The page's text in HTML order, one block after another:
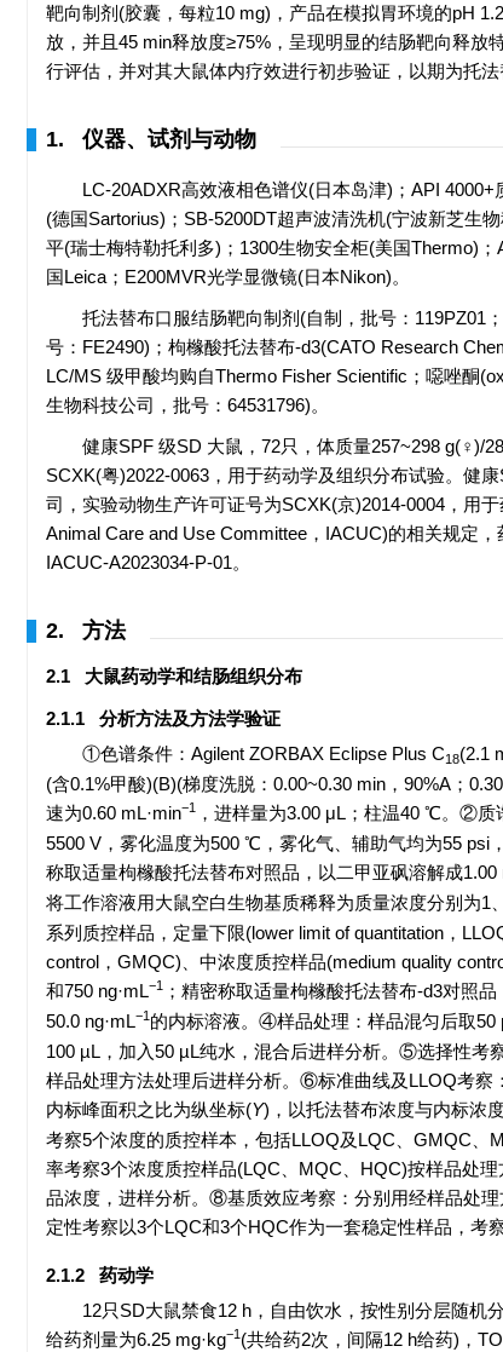
靶向制剂(胶囊，每粒10 mg)，产品在模拟胃环境的pH
放，并且45 min释放度≥75%，呈现明显的结肠靶向释
行评估，并对其大鼠体内疗效进行初步验证，以期为托
1. 仪器、试剂与动物
LC-20ADXR高效液相色谱仪(日本岛津)；API
(德国Sartorius)；SB-5200DT超声波清洗机(宁波新芝生
平(瑞士梅特勒托利多)；1300生物安全柜(美国Thermo)
国Leica；E200MVR光学显微镜(日本Nikon)。
托法替布口服结肠靶向制剂(自制，批号：119PZ01
号：FE2490)；枸橼酸托法替布-d3(CATO Research
LC/MS 级甲酸均购自Thermo Fisher Scientific；噁唑酮
生物科技公司，批号：64531796)。
健康SPF 级SD 大鼠，72只，体质量257~298 g(♀)/
SCXK(粤)2022-0063，用于药动学及组织分布试验。健
司，实验动物生产许可证号为SCXK(京)2014-0004，用
Animal Care and Use Committee，IACUC)的相关规定
IACUC-A2023034-P-01。
2. 方法
2.1 大鼠药动学和结肠组织分布
2.1.1 分析方法及方法学验证
①色谱条件：Agilent ZORBAX Eclipse Plus C18(2.1
(含0.1%甲酸)(B)(梯度洗脱：0.00~0.30 min，90%A；
速为0.60 mL·min−1
，进样量为3.00 μL；柱温40 ℃。②质
5500 V，雾化温度为500 ℃，雾化气、辅助气均为55 psi
称取适量枸橼酸托法替布对照品，以二甲亚砜溶解成1.00
将工作溶液用大鼠空白生物基质稀释为质量浓度分别为1
系列质控样品，定量下限(lower limit of quantitation，
control，GMQC)、中浓度质控样品(medium quality
和750 ng·mL−1 ；精密称取适量枸橼酸托法替布-d3对照
50.0 ng·mL−1 的内标溶液。④样品处理：样品混匀后取
100 µL，加入50 µL纯水，混合后进样分析。⑤选择性考
样品处理方法处理后进样分析。⑥标准曲线及LLOQ考察
内标峰面积之比为纵坐标(Y)，以托法替布浓度与内标浓
考察5个浓度的质控样本，包括LLOQ及LQC、GMQC、
率考察3个浓度质控样品(LQC、MQC、HQC)按样品处
品浓度，进样分析。⑧基质效应考察：分别用经样品处
定性考察以3个LQC和3个HQC作为一套稳定性样品，考
2.1.2 药动学
12只SD大鼠禁食12 h，自由饮水，按性别分层随机
给药剂量为6.25 mg·kg−1 (共给药2次，间隔12 h给药)，